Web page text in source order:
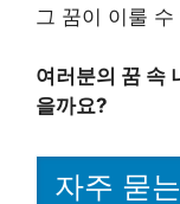
그 꿈이 이룰 수
여러분의 꿈 속
을까요?
자주 묻